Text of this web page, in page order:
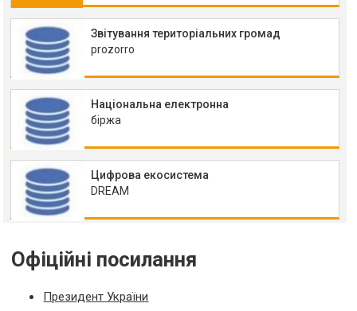
Звітування територіальних громад
prozorro
Національна електронна
біржа
Цифрова екосистема
DREAM
Офіційні посилання
Президент України